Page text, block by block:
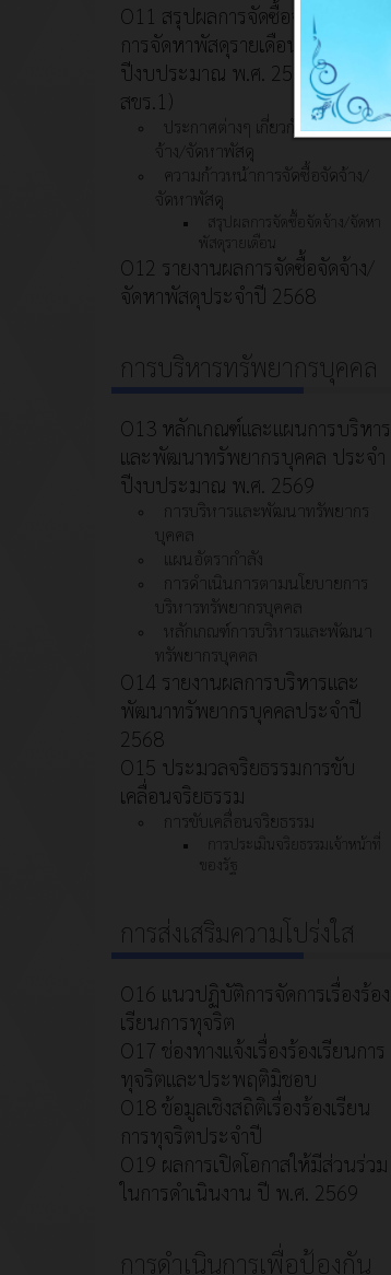
O11 สรุปผลการจัดซื้อจัดจ้างหรือ
การจัดหาพัสดุรายเดือนประจำ
ปีงบประมาณ พ.ศ. 2569 (แบบ
สขร.1)
ประกาศต่างๆ เกี่ยวกับการจัดซื้อจัด
จ้าง/จัดหาพัสดุ
ความก้าวหน้าการจัดซื้อจัดจ้าง/
จัดหาพัสดุ
สรุปผลการจัดซื้อจัดจ้าง/จัดหา
พัสดุรายเดือน
O12 รายงานผลการจัดซื้อจัดจ้าง/
จัดหาพัสดุประจำปี 2568
การบริหารทรัพยากรบุคคล
O13 หลักเกณฑ์และแผนการบริหาร
และพัฒนาทรัพยากรบุคคล ประจำ
ปีงบประมาณ พ.ศ. 2569
การบริหารและพัฒนาทรัพยากร
บุคคล
แผนอัตรากำลัง
การดำเนินการตามนโยบายการ
บริหารทรัพยากรบุคคล
หลักเกณฑ์การบริหารและพัฒนา
ทรัพยากรบุคคล
O14 รายงานผลการบริหารและ
พัฒนาทรัพยากรบุคคลประจำปี
2568
O15 ประมวลจริยธรรมการขับ
เคลื่อนจริยธรรม
การขับเคลื่อนจริยธรรม
การประเมินจริยธรรมเจ้าหน้าที่
ของรัฐ
การส่งเสริมความโปร่งใส
O16 แนวปฏิบัติการจัดการเรื่องร้อง
เรียนการทุจริต
O17 ช่องทางแจ้งเรื่องร้องเรียนการ
ทุจริตและประพฤติมิชอบ
O18 ข้อมูลเชิงสถิติเรื่องร้องเรียน
การทุจริตประจำปี
O19 ผลการเปิดโอกาสให้มีส่วนร่วม
ในการดำเนินงาน ปี พ.ศ. 2569
การดำเนินการเพื่อป้องกัน